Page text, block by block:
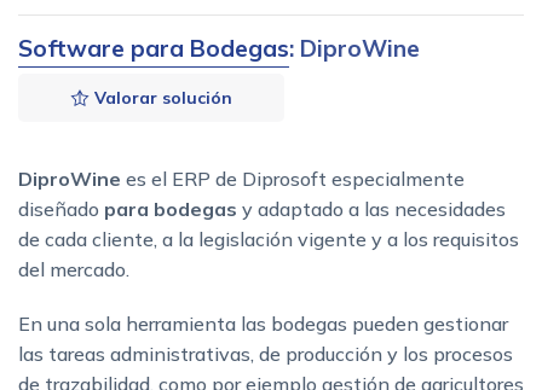
Software para Bodegas: DiproWine
Valorar solución
DiproWine es el ERP de Diprosoft especialmente
diseñado para bodegas y adaptado a las necesidades
de cada cliente, a la legislación vigente y a los requisitos
del mercado.
En una sola herramienta las bodegas pueden gestionar
las tareas administrativas, de producción y los procesos
de trazabilidad, como por ejemplo gestión de agricultores